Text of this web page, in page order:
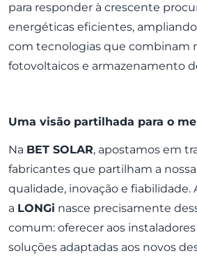
para responder à crescente
energéticas eficientes,
com tecnologias que combinam
fotovoltaicos e armazenamento
Uma visão partilhada para o
Na BET SOLAR, apostamos em
fabricantes que partilham a
qualidade, inovação e fiabilidade.
a LONGi nasce precisamente
comum: oferecer aos
soluções adaptadas aos novos